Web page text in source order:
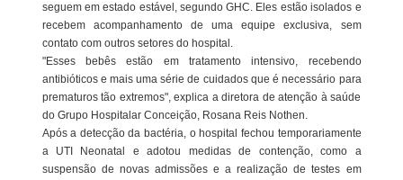
seguem em estado estável, segundo GHC. Eles estão isolados e
recebem acompanhamento de uma equipe exclusiva, sem
contato com outros setores do hospital.
"Esses bebês estão em tratamento intensivo, recebendo
antibióticos e mais uma série de cuidados que é necessário para
prematuros tão extremos", explica a diretora de atenção à saúde
do Grupo Hospitalar Conceição, Rosana Reis Nothen.
Após a detecção da bactéria, o hospital fechou temporariamente
a UTI Neonatal e adotou medidas de contenção, como a
suspensão de novas admissões e a realização de testes em